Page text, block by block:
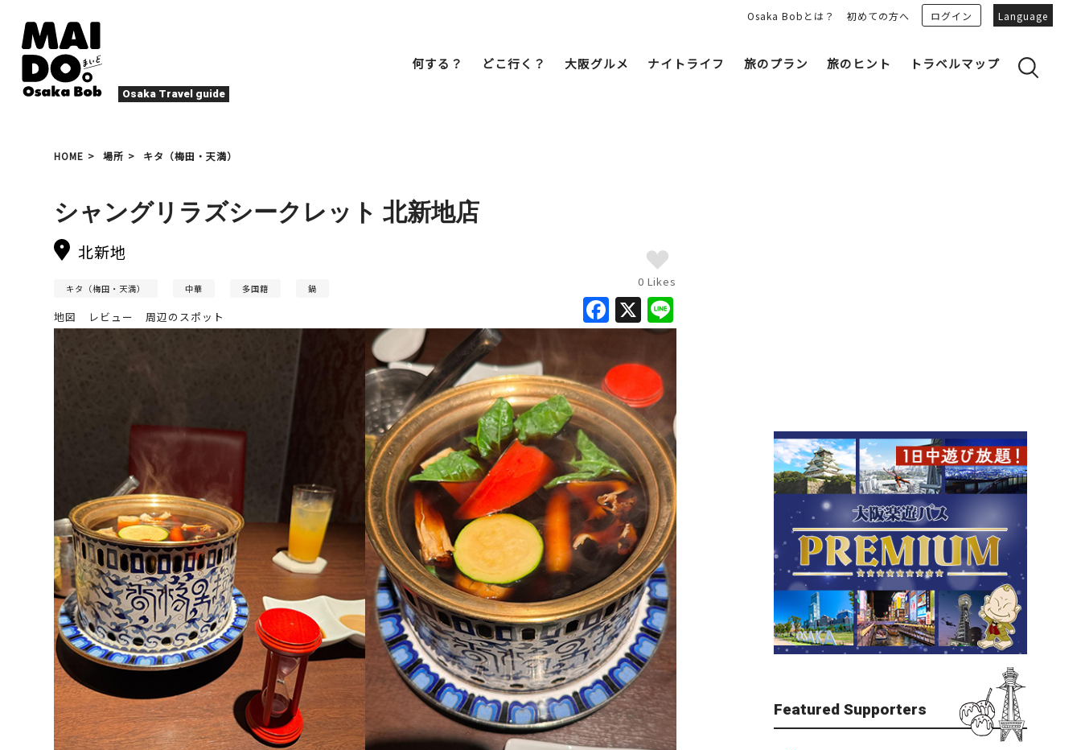
Osaka Travel guide
Osaka Bobとは？ 初めての方へ ログイン Language
何する？
ナイトライフ
アクティビティ
文化・歴史
癒やし
アート
宿泊
その他
春 夏 秋 冬
天神祭り 建造物 夜景
どこ行く？
ミナミ
（道頓堀・難波・
ベイエリア
（USJ・海遊館）
新大阪・十三
堺・泉北
泉南
（KIX・りんくう・岸和田）
その他
すべての目的地を見る
大阪グルメ
ローカルフード たこ焼き
焼肉 スイーツ カフェ 酒
ナイトライフ
旅のプラン
旅のヒント
トラベルマップ
HOME 場所 キタ（梅田・天満）
シャングリラズシークレット 北新地店
北新地
0 Likes
F
a
c
e
b
o
o
k
X
キタ（梅田・天満） 中華 多国籍 鍋
地図 レビュー 周辺のスポット
Featured Supporters